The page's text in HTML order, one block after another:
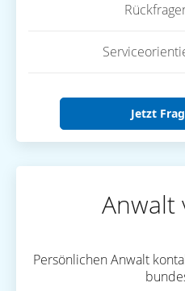
Jetzt
Anwalt
Persönlichen Anwalt